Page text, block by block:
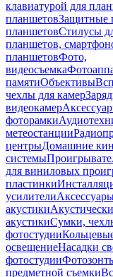
клавиатурой для
планшетовЗащитные
планшетовСтилусы
планшетов,
планшетовФото,
видеосъемка
памятиОбъективы
чехлы для камер
видеокамер
фоторамки
метеостанции
центрыДомашние
системы
для виниловых
пластинки
усилители
акустики
акустикиСумки,
фотостудии
освещениеНасадки
фотостудии
предметной съемки